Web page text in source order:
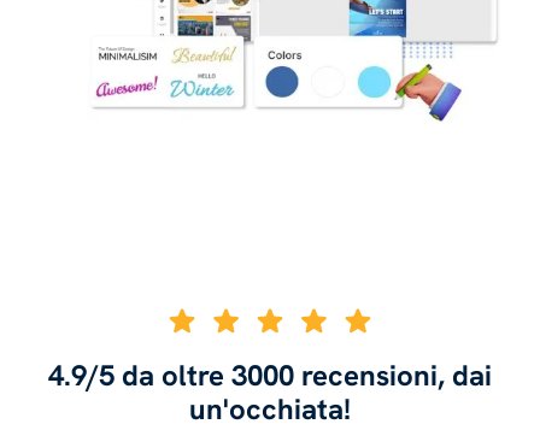
4.9/5 da oltre 3000 recensioni, dai
un'occhiata!